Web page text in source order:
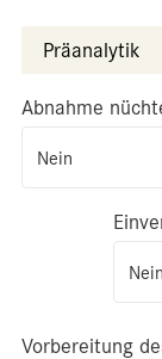
Präanalytik
Abnahme
Nein
Nein
Vorbereitung